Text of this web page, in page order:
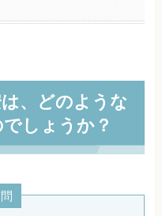
、どのような
しょうか？